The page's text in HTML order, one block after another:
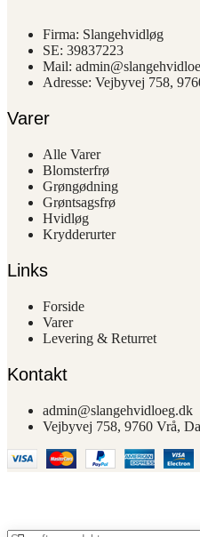
Firma: Slangehvidløg
SE: 39837223
Mail:
Adresse: Vejbyvej 758,
Varer
Alle Varer
Blomsterfrø
Grøngødning
Grøntsagsfrø
Hvidløg
Krydderurter
Links
Forside
Varer
Levering & Returret
Kontakt
admin@slangehvidloeg.dk
Vejbyvej 758, 9760 Vrå,